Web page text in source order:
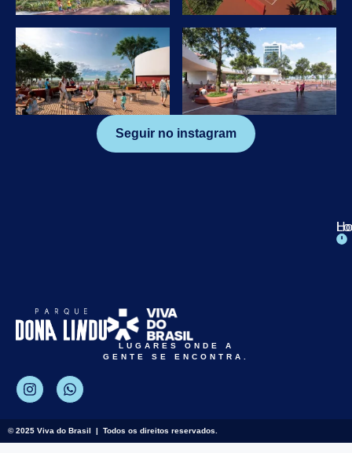
Seguir no instagram
LUGARES ONDE A
GENTE SE ENCONTRA.
© 2025 Viva do Brasil | Todos os direitos reservados.